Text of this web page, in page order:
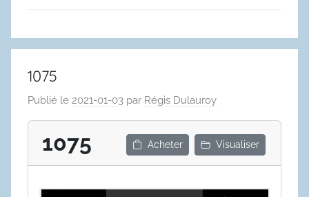
1075
Publié le 2021-01-03 par Régis Dulauroy
1075 Acheter Visualiser